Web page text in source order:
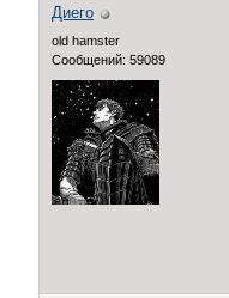
Диего
old hamster
Сообщений: 59089